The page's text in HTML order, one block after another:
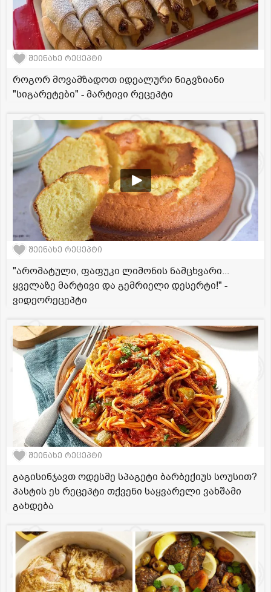
შეინახე რეცეპტი
როგორ მოვამზადოთ იდეალური ნიგვზიანი
"სიგარეტები" - მარტივი რეცეპტი
შეინახე რეცეპტი
"არომატული, ფაფუკი ლიმონის ნამცხვარი...
ყველაზე მარტივი და გემრიელი დესერტი!" -
ვიდეორეცეპტი
შეინახე რეცეპტი
გაგისინჯავთ ოდესმე სპაგეტი ბარბექიუს სოუსით?
პასტის ეს რეცეპტი თქვენი საყვარელი ვახშამი
გახდება